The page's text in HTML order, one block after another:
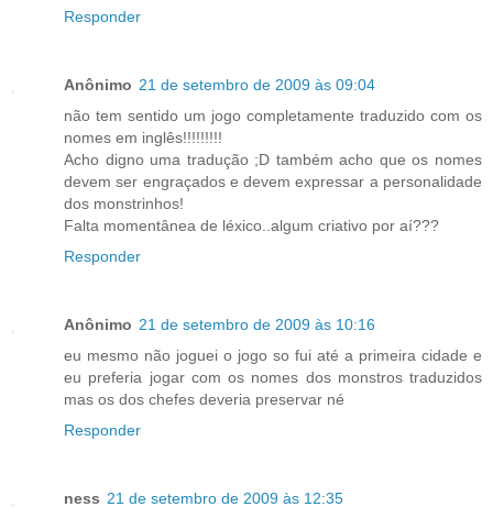
Responder
Anônimo 21 de setembro de 2009 às 09:04
não tem sentido um jogo completamente traduzido com os
nomes em inglês!!!!!!!!!
Acho digno uma tradução ;D também acho que os nomes
devem ser engraçados e devem expressar a personalidade
dos monstrinhos!
Falta momentânea de léxico..algum criativo por aí???
Responder
Anônimo 21 de setembro de 2009 às 10:16
eu mesmo não joguei o jogo so fui até a primeira cidade e
eu preferia jogar com os nomes dos monstros traduzidos
mas os dos chefes deveria preservar né
Responder
ness 21 de setembro de 2009 às 12:35